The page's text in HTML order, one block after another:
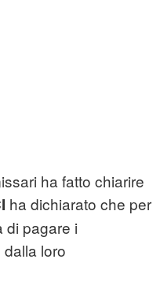
ha fatto chiarire
ha dichiarato che per
di pagare i
dalla loro